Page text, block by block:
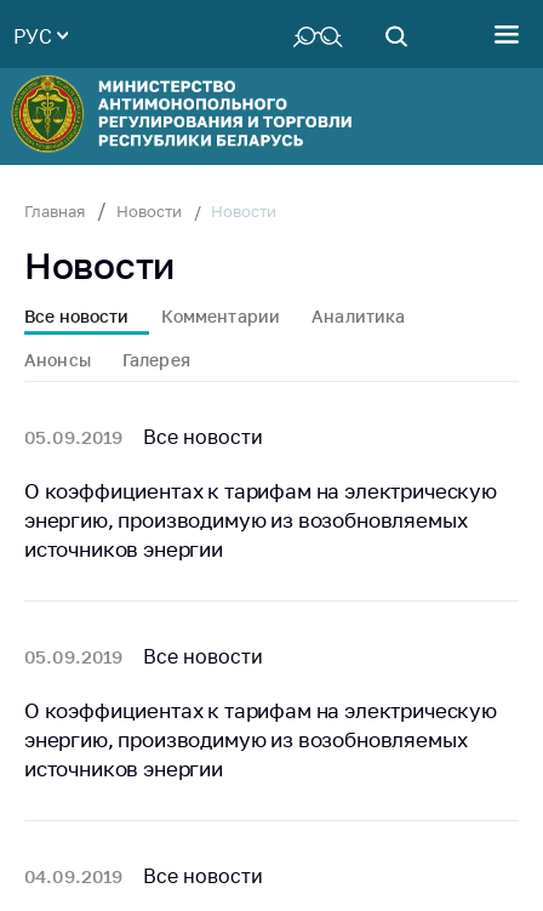
Руководство
Структура
Министерства
Территориальные
Законодательство
Антикоррупционная
деятельность
совет
Соискателям
Награждения
Белорусская
Общественная
Идеологическая
работа
РУС
Главная Новости Новости
Новости
Все новости Комментарии Аналитика
Анонсы Галерея
05.09.2019 Все новости
О коэффициентах к тарифам на электрическую
энергию, производимую из возобновляемых
источников энергии
05.09.2019 Все новости
О коэффициентах к тарифам на электрическую
энергию, производимую из возобновляемых
источников энергии
04.09.2019 Все новости